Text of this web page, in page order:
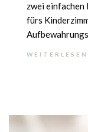
zwei einfachen
fürs
WEITERLESEN